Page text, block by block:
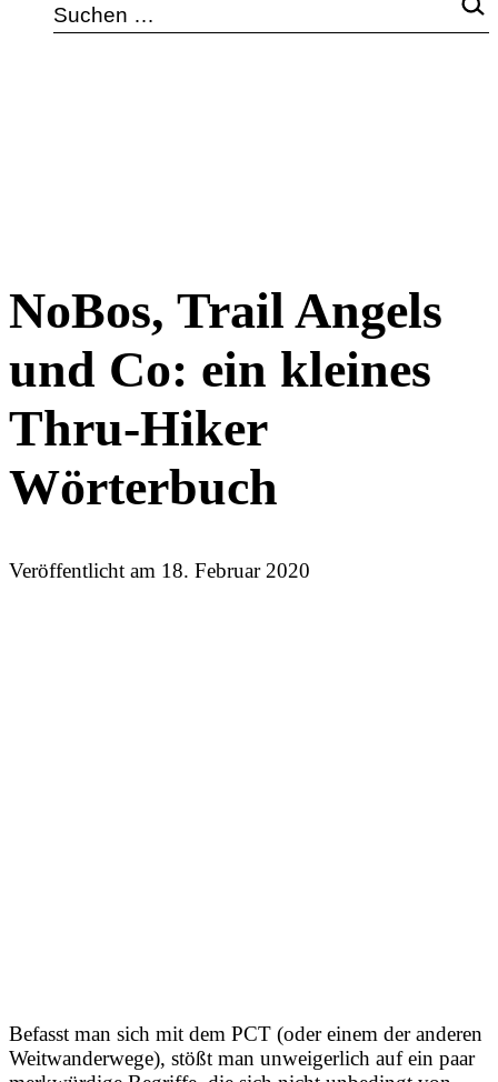
NoBos, Trail Angels
und Co: ein kleines
Thru-Hiker
Wörterbuch
Veröffentlicht am 18. Februar 2020
Befasst man sich mit dem PCT (oder einem der anderen
Weitwanderwege), stößt man unweigerlich auf ein paar